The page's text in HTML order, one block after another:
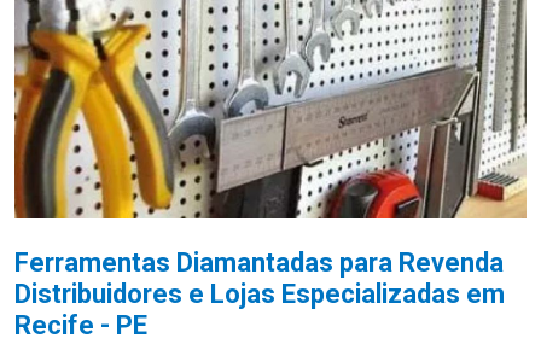
Ferramentas Diamantadas para Revenda
Distribuidores e Lojas Especializadas em
Recife - PE